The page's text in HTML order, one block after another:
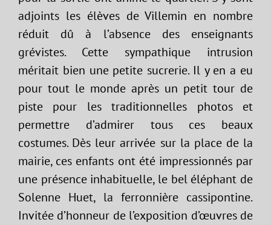
adjoints les élèves de Villemin en nombre
réduit dû à l’absence des enseignants
grévistes. Cette sympathique intrusion
méritait bien une petite sucrerie. Il y en a eu
pour tout le monde après un petit tour de
piste pour les traditionnelles photos et
permettre d’admirer tous ces beaux
costumes. Dès leur arrivée sur la place de la
mairie, ces enfants ont été impressionnés par
une présence inhabituelle, le bel éléphant de
Solenne Huet, la ferronnière cassipontine.
Invitée d’honneur de l’exposition d’œuvres de